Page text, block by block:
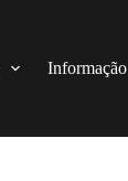
Informação